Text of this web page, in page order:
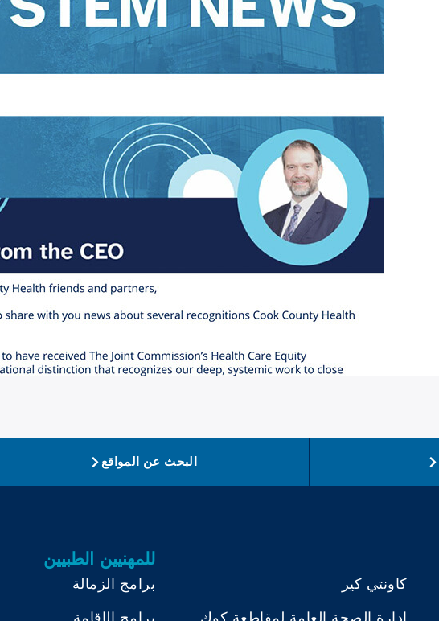
البحث عن المواقع
كاونتي كير
للمهنيين الطبيين
برامج الزمالة